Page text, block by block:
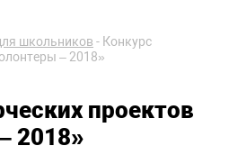
школьников - Конкурс
– 2018»
проектов
2018»